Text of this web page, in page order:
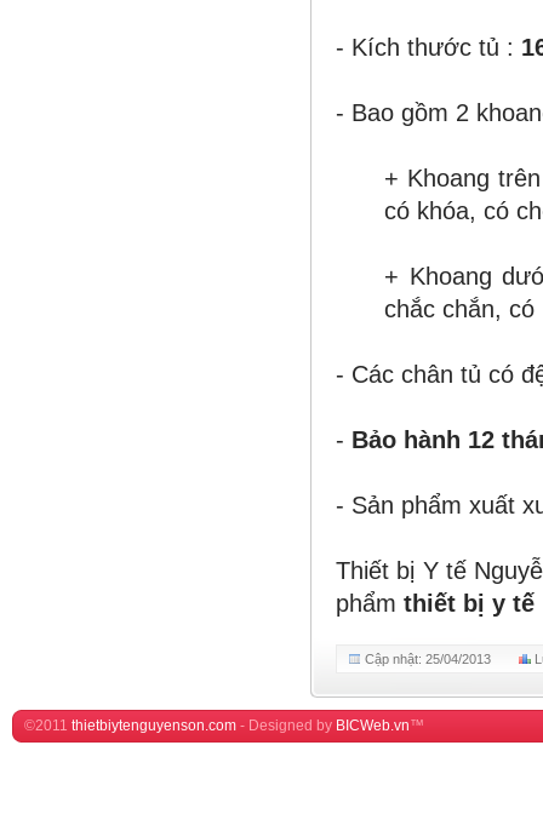
- Kích thước tủ :
- Bao gồm 2
+ Khoang
có khóa, có
+ Khoang
chắc chắn,
- Các chân tủ có
- Bảo hành 12
- Sản phẩm xuất
Thiết bị Y tế
phẩm thiết bị y
Cập nhật: 25/04/2013
©2011 thietbiytenguyenson.com - Designed by BICWeb.vn™